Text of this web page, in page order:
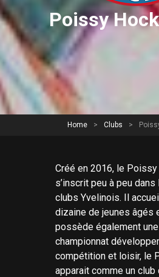
Poissy
Home > Clubs >
Créé en 2016, le
s’inscrit peu à peu
clubs Yvelinois. Il
dizaine de jeunes âgés
possède également
championnat
compétition et loisir, le
apparait comme un club